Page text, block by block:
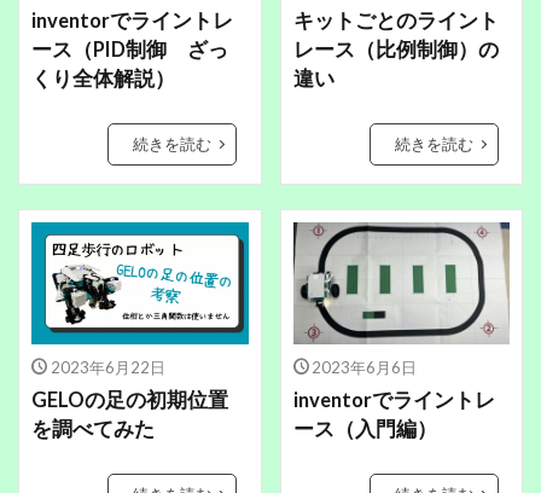
inventorでライントレ
ース（PID制御 ざっ
くり全体解説）
続きを読む
キットごとのライント
レース（比例制御）の
違い
続きを読む
2023年6月22日
GELOの足の初期位置
を調べてみた
2023年6月6日
inventorでライントレ
ース（入門編）